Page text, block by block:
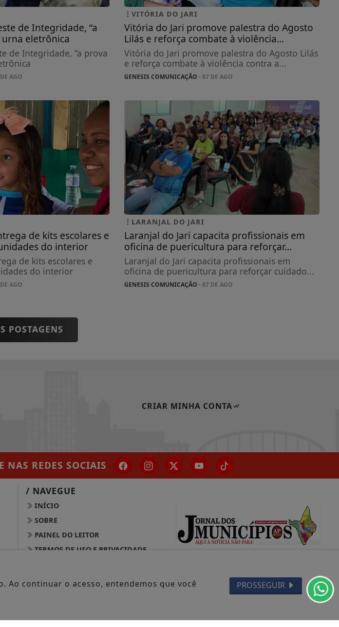
de Integridade, “a
eletrônica
de Integridade, “a prova
AGO
VITÓRIA DO JARI
Vitória do Jari promove palestra do Agosto
Lilás e reforça combate à violência...
Vitória do Jari promove palestra do Agosto Lilás
e reforça combate à violência contra a...
GENESIS COMUNICAÇÃO - 07 DE AGO
de kits escolares e
do interior
de kits escolares e
do interior
AGO
LARANJAL DO JARI
Laranjal do Jari capacita profissionais em
oficina de puericultura para reforçar...
Laranjal do Jari capacita profissionais em
oficina de puericultura para reforçar cuidado...
GENESIS COMUNICAÇÃO - 07 DE AGO
POSTAGENS
CRIAR MINHA CONTA
NAS REDES SOCIAIS
/ NAVEGUE
INÍCIO
SOBRE
PAINEL DO LEITOR
TERMOS DE USO E PRIVACIDADE
CONTATO
Ao continuar o acesso, entendemos que você
PROSSEGUIR